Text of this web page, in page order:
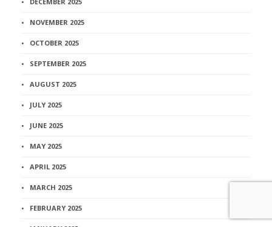
NOVEMBER 2025
OCTOBER 2025
SEPTEMBER 2025
AUGUST 2025
JULY 2025
JUNE 2025
MAY 2025
APRIL 2025
MARCH 2025
FEBRUARY 2025